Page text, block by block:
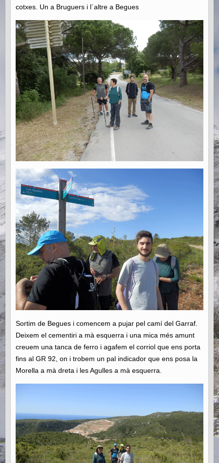
cotxes. Un a Bruguers i l´altre a Begues
Sortim de Begues i comencem a pujar pel camí del Garraf.
Deixem el cementiri a mà esquerra i una mica més amunt
creuem una tanca de ferro i agafem el corriol que ens porta
fins al GR 92, on itrobem un pal indicador que ens posa la
Morella a mà dreta i les Agulles a mà esquerra.